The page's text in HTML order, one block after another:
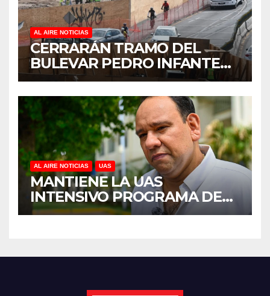
AL AIRE NOTICIAS
CERRARÁN TRAMO DEL
BULEVAR PEDRO INFANTE
PARA ACELERAR OBRAS
ANTES DEL REGRESO A
CLASES
AL AIRE NOTICIAS UAS
MANTIENE LA UAS
INTENSIVO PROGRAMA DE
MANTENIMIENTO Y
DEL CICLO ESCOLAR 2026-